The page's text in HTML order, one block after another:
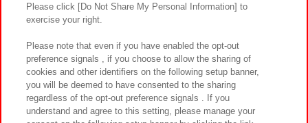
お取引先さまとともに
カスタマーハラスメント対応方針 よくあるご質問・お問い合わせ
Please click [Do Not Share My Personal Information] to
exercise your right.
Please note that even if you have enabled the opt-out
preference signals , if you choose to allow the sharing of
cookies and other identifiers on the following setup banner,
you will be deemed to have consented to the sharing
regardless of the opt-out preference signals . If you
understand and agree to this setting, please manage your